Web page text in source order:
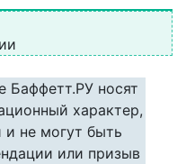
Баффетт.РУ носят
характер,
и не могут быть
или призыв